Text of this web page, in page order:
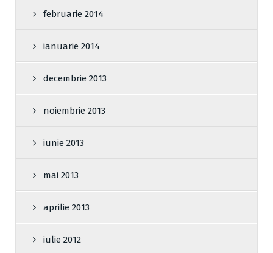
februarie 2014
ianuarie 2014
decembrie 2013
noiembrie 2013
iunie 2013
mai 2013
aprilie 2013
iulie 2012